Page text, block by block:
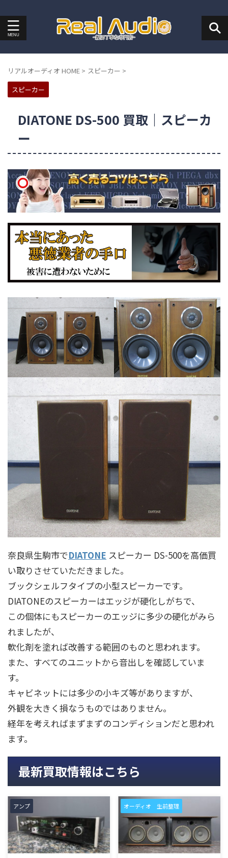
リアルオーディオ HOME > スピーカー >
スピーカー
DIATONE DS-500 買取｜スピーカ
ー
奈良県生駒市でDIATONE スピーカー DS-500を高価買
い取りさせていただきました。
ブックシェルフタイプの小型スピーカーです。
DIATONEのスピーカーはエッジが硬化しがちで、
この個体にもスピーカーのエッジに多少の硬化がみら
れましたが、
軟化剤を塗れば改善する範囲のものと思われます。
また、すべてのユニットから音出しを確認していま
す。
キャビネットには多少の小キズ等がありますが、
外観を大きく損なうものではありません。
経年を考えればまずまずのコンディションだと思われ
ます。
最新買取情報はこちら
アンプ オーディオ 生前整理